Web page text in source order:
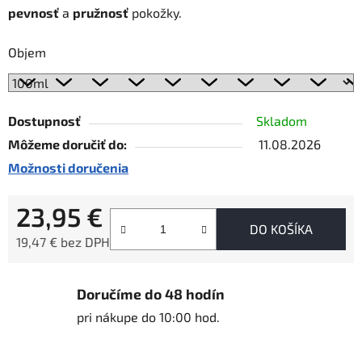
pevnosť a pružnosť pokožky.
Objem
Dostupnosť
Skladom
Môžeme doručiť do:
11.08.2026
Možnosti doručenia
23,95 €
19,47 € bez DPH
DO KOŠÍKA
Doručíme do 48 hodín
pri nákupe do 10:00 hod.